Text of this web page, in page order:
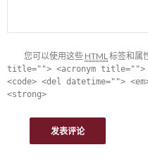
您可以使用这些 HTML标签和属
title=""> <acronym title="">
<code> <del datetime="">
<strong>